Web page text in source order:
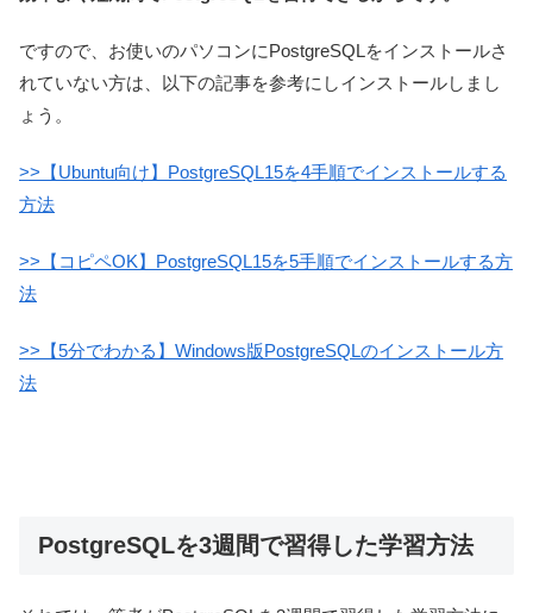
ですので、お使いのパソコンにPostgreSQLをインストールさ
れていない方は、以下の記事を参考にしインストールしまし
ょう。
>>【Ubuntu向け】PostgreSQL15を4手順でインストールする
方法
>>【コピペOK】PostgreSQL15を5手順でインストールする方
法
>>【5分でわかる】Windows版PostgreSQLのインストール方
法
PostgreSQLを3週間で習得した学習方法